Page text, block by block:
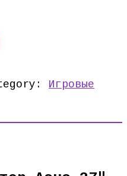
Игровые